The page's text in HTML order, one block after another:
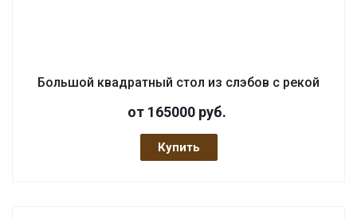
Большой квадратный стол из слэбов с рекой
от 165000 руб.
Купить